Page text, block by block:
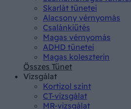
Skarlát tünetei
Alacsony vérnyomás
Csalánkiütés
Magas vérnyomás
ADHD tünetei
Magas koleszterin
Összes Tünet
Vizsgálat
Kortizol szint
CT-vizsgálat
MR-vizsgálat